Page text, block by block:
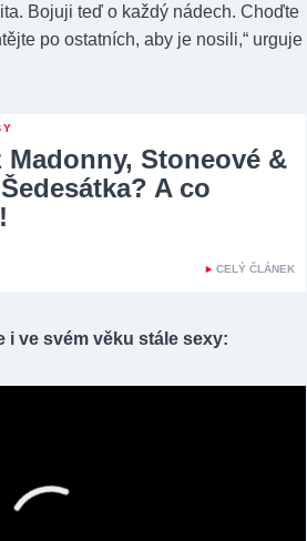
Bojuji teď o každý nádech. Choďte
po ostatních, aby je nosili,“ urguje
Madonny, Stoneové &
A co
CELÝ ČLÁNEK
i ve svém věku stále sexy: